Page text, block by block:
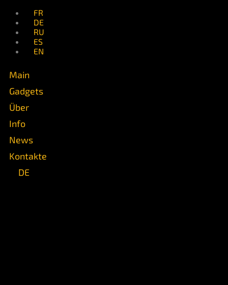
FR
DE
RU
ES
EN
Main
Gadgets
Über
Info
News
Kontakte
DE